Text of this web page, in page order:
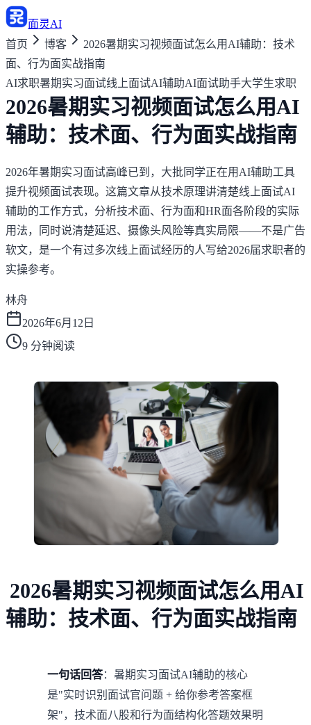
面灵AI
首页
博客
2026暑期实习视频面试怎么用AI辅助：技术
面、行为面实战指南
AI求职暑期实习面试线上面试AI辅助AI面试助手大学生求职
2026暑期实习视频面试怎么用AI
辅助：技术面、行为面实战指南
2026年暑期实习面试高峰已到，大批同学正在用AI辅助工具
提升视频面试表现。这篇文章从技术原理讲清楚线上面试AI
辅助的工作方式，分析技术面、行为面和HR面各阶段的实际
用法，同时说清楚延迟、摄像头风险等真实局限——不是广告
软文，是一个有过多次线上面试经历的人写给2026届求职者的
实操参考。
林舟
2026年6月12日
9 分钟阅读
2026暑期实习视频面试怎么用AI
辅助：技术面、行为面实战指南
一句话回答：暑期实习面试AI辅助的核心
是"实时识别面试官问题 + 给你参考答案框
架"，技术面八股和行为面结构化答题效果明